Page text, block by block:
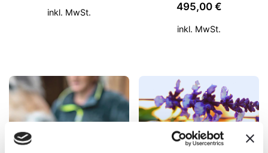
inkl. MwSt.
495,00 €
inkl. MwSt.